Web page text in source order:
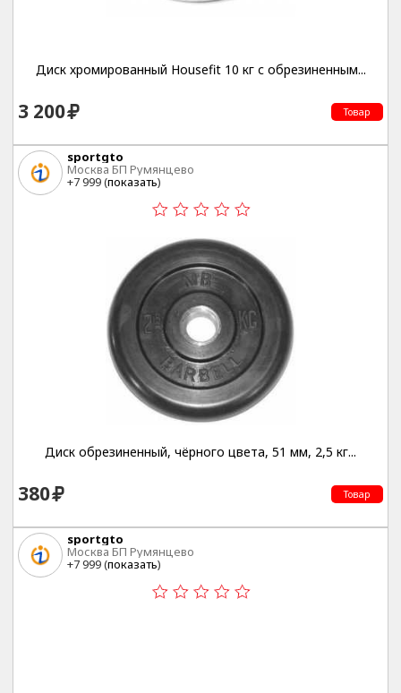
Диск хромированный Housefit 10 кг с обрезиненным...
3 200 Товар
sportgto
Москва БП Румянцево
+7 999 (показать)
Диск обрезиненный, чёрного цвета, 51 мм, 2,5 кг...
380 Товар
sportgto
Москва БП Румянцево
+7 999 (показать)